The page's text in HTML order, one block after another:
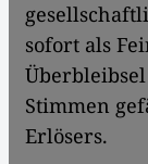
sofort als
Stimmen
Erlösers.